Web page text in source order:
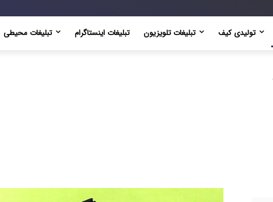
تولیدی کیف تبلیغات تلویزیون تبلیغات اینستاگرام تبلیغات محیطی